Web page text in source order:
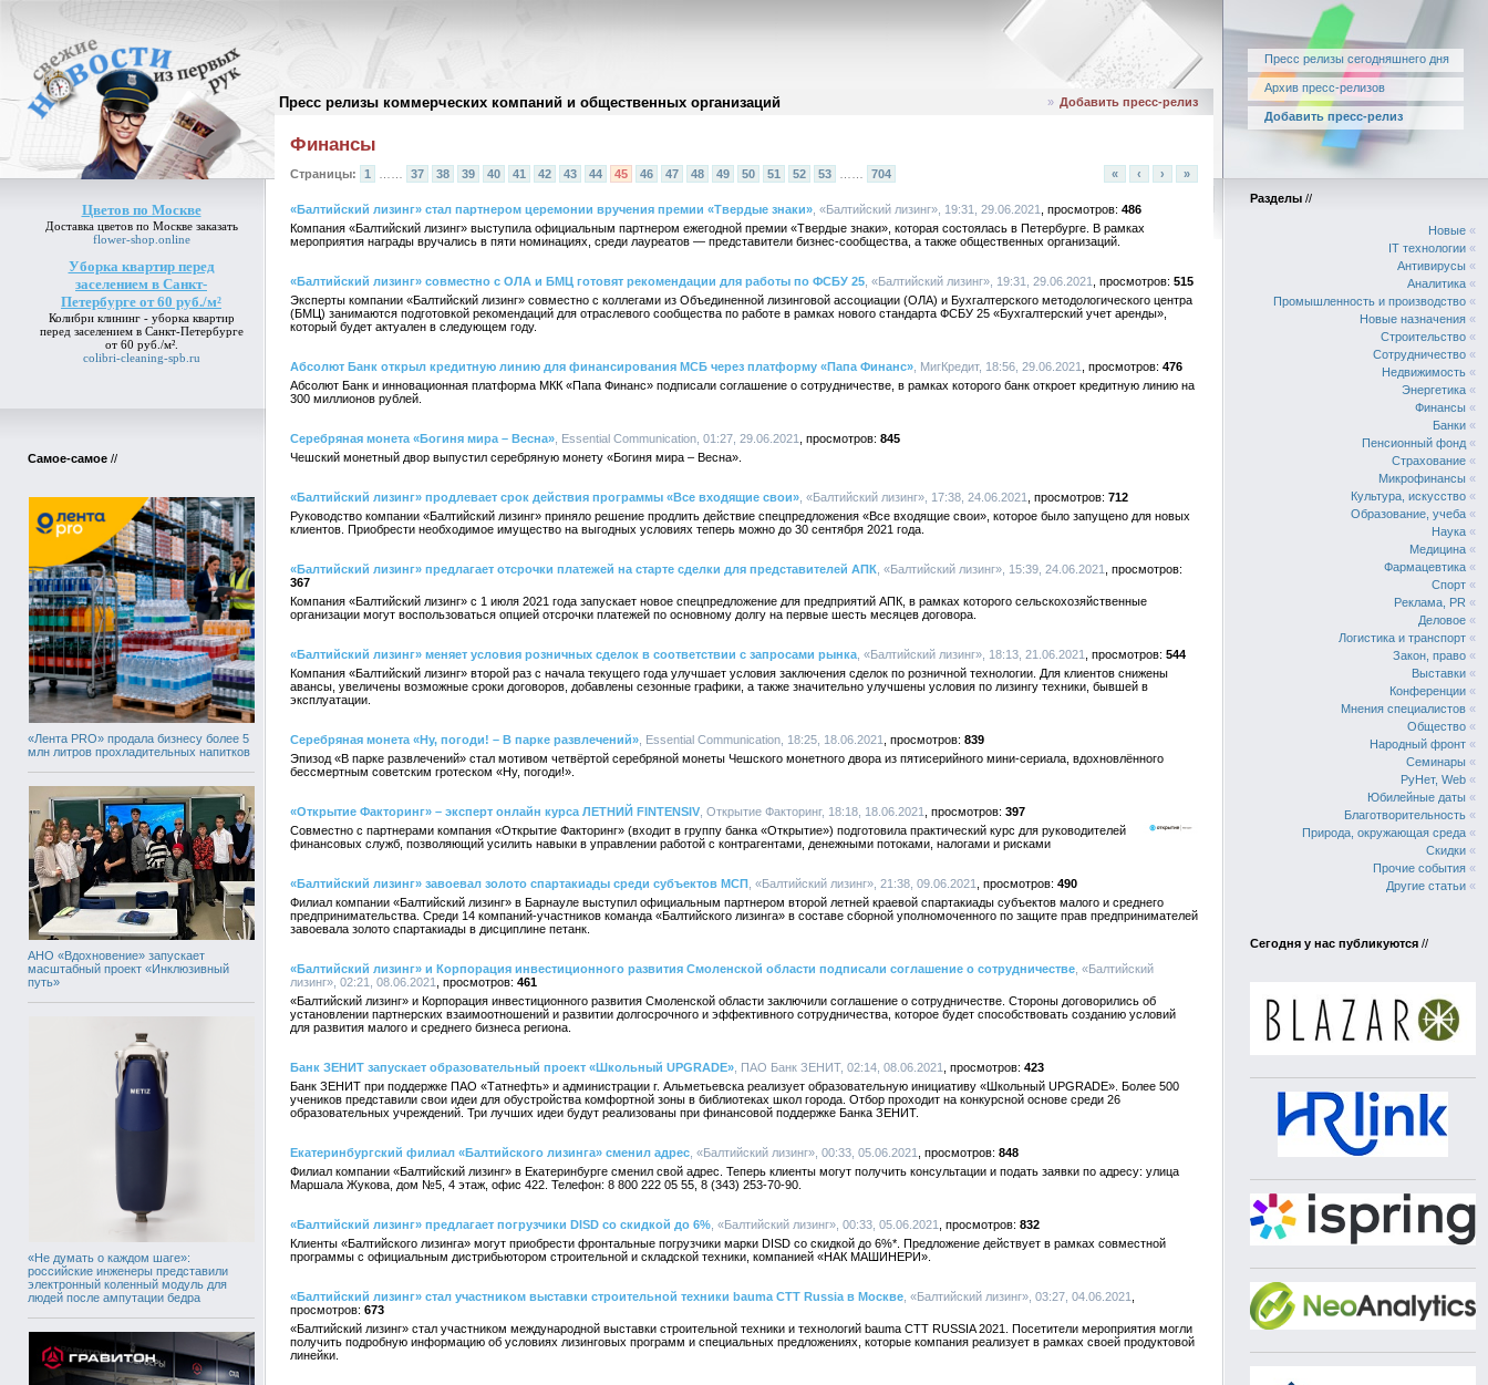
Пресс релизы коммерческих компаний и общественных организаций
Пресс релизы сегодняшнего дня
Архив пресс-релизов
Добавить пресс-релиз
Цветов по Москве
Доставка цветов по Москвезаказать
flower-shop.online
Уборка квартир перед
заселением в Санкт-
Петербурге от 60 руб./м²
Колибри клининг - уборка квартир
перед заселением в Санкт-Петербурге
от 60 руб./м².
colibri-cleaning-spb.ru
Самое-самое //
«Лента PRO» продала бизнесу более 5
млн литров прохладительных напитков
АНО «Вдохновение» запускает
масштабный проект «Инклюзивный
путь»
«Не думать о каждом шаге»:
российские инженеры представили
электронный коленный модуль для
людей после ампутации бедра
Архив пресс-релизов// » Добавить пресс-релиз
Финансы
Страницы: 1 37 38 39 40 41 42 43 44 45 46 47 48 49 50 51 52 53 704 « ‹ › »
«Балтийский лизинг» стал партнером церемонии вручения премии «Твердые знаки» , «Балтийский лизинг», 19:31, 29.06.2021
486
Компания «Балтийский лизинг» выступила официальным партнером ежегодной премии «Твердые знаки», которая состоялась в Петербурге. В рамках
мероприятия награды вручались в пяти номинациях, среди лауреатов — представители бизнес-сообщества, а также общественных организаций.
«Балтийский лизинг» совместно с ОЛА и БМЦ готовят рекомендации для работы по ФСБУ 25 , «Балтийский лизинг», 19:31, 29.06.2021
515
Эксперты компании «Балтийский лизинг» совместно с коллегами из Объединенной лизинговой ассоциации (ОЛА) и Бухгалтерского методологического центра
(БМЦ) занимаются подготовкой рекомендаций для отраслевого сообщества по работе в рамках нового стандарта ФСБУ 25 «Бухгалтерский учет аренды»,
который будет актуален в следующем году.
Абсолют Банк открыл кредитную линию для финансирования МСБ через платформу «Папа Финанс» , МигКредит, 18:56, 29.06.2021
476
Абсолют Банк и инновационная платформа МКК «Папа Финанс» подписали соглашение о сотрудничестве, в рамках которого банк откроет кредитную линию на
300 миллионов рублей.
Серебряная монета «Богиня мира – Весна» , Essential Communication, 01:27, 29.06.2021
845
Чешский монетный двор выпустил серебряную монету «Богиня мира – Весна».
«Балтийский лизинг» продлевает срок действия программы «Все входящие свои» , «Балтийский лизинг», 17:38, 24.06.2021
712
Руководство компании «Балтийский лизинг» приняло решение продлить действие спецпредложения «Все входящие свои», которое было запущено для новых
клиентов. Приобрести необходимое имущество на выгодных условиях теперь можно до 30 сентября 2021 года.
«Балтийский лизинг» предлагает отсрочки платежей на старте сделки для представителей АПК , «Балтийский лизинг», 15:39, 24.06.2021
367
Компания «Балтийский лизинг» с 1 июля 2021 года запускает новое спецпредложение для предприятий АПК, в рамках которого сельскохозяйственные
организации могут воспользоваться опцией отсрочки платежей по основному долгу на первые шесть месяцев договора.
«Балтийский лизинг» меняет условия розничных сделок в соответствии с запросами рынка , «Балтийский лизинг», 18:13, 21.06.2021
544
Компания «Балтийский лизинг» второй раз с начала текущего года улучшает условия заключения сделок по розничной технологии. Для клиентов снижены
авансы, увеличены возможные сроки договоров, добавлены сезонные графики, а также значительно улучшены условия по лизингу техники, бывшей в
эксплуатации.
Серебряная монета «Ну, погоди! – В парке развлечений» , Essential Communication, 18:25, 18.06.2021
839
Эпизод «В парке развлечений» стал мотивом четвёртой серебряной монеты Чешского монетного двора из пятисерийного мини-сериала, вдохновлённого
бессмертным советским гротеском «Ну, погоди!».
«Открытие Факторинг» – эксперт онлайн курса ЛЕТНИЙ FINTENSIV , Открытие Факторинг, 18:18, 18.06.2021
397
Совместно с партнерами компания «Открытие Факторинг» (входит в группу банка «Открытие») подготовила практический курс для руководителей
финансовых служб, позволяющий усилить навыки в управлении работой с контрагентами, денежными потоками, налогами и рисками
«Балтийский лизинг» завоевал золото спартакиады среди субъектов МСП , «Балтийский лизинг», 21:38, 09.06.2021
490
Филиал компании «Балтийский лизинг» в Барнауле выступил официальным партнером второй летней краевой спартакиады субъектов малого и среднего
предпринимательства. Среди 14 компаний-участников команда «Балтийского лизинга» в составе сборной уполномоченного по защите прав предпринимателей
завоевала золото спартакиады в дисциплине петанк.
«Балтийский лизинг» и Корпорация инвестиционного развития Смоленской области подписали соглашение о сотрудничестве , «Балтийский
лизинг», 02:21, 08.06.2021
461
«Балтийский лизинг» и Корпорация инвестиционного развития Смоленской области заключили соглашение о сотрудничестве. Стороны договорились об
установлении партнерских взаимоотношений и развитии долгосрочного и эффективного сотрудничества, которое будет способствовать созданию условий
для развития малого и среднего бизнеса региона.
Банк ЗЕНИТ запускает образовательный проект «Школьный UPGRADE» , ПАО Банк ЗЕНИТ, 02:14, 08.06.2021
423
Банк ЗЕНИТ при поддержке ПАО «Татнефть» и администрации г. Альметьевска реализует образовательную инициативу «Школьный UPGRADE». Более 500
учеников представили свои идеи для обустройства комфортной зоны в библиотеках школ города. Отбор проходит на конкурсной основе среди 26
образовательных учреждений. Три лучших идеи будут реализованы при финансовой поддержке Банка ЗЕНИТ.
Екатеринбургский филиал «Балтийского лизинга» сменил адрес , «Балтийский лизинг», 00:33, 05.06.2021
848
Филиал компании «Балтийский лизинг» в Екатеринбурге сменил свой адрес. Теперь клиенты могут получить консультации и подать заявки по адресу: улица
Маршала Жукова, дом №5, 4 этаж, офис 422. Телефон: 8 800 222 05 55, 8 (343) 253-70-90.
«Балтийский лизинг» предлагает погрузчики DISD со скидкой до 6% , «Балтийский лизинг», 00:33, 05.06.2021
832
Клиенты «Балтийского лизинга» могут приобрести фронтальные погрузчики марки DISD со скидкой до 6%*. Предложение действует в рамках совместной
программы с официальным дистрибьютором строительной и складской техники, компанией «НАК МАШИНЕРИ».
«Балтийский лизинг» стал участником выставки строительной техники bauma СТТ Russia в Москве , «Балтийский лизинг», 03:27, 04.06.2021
673
«Балтийский лизинг» стал участником международной выставки строительной техники и технологий bauma CTT RUSSIA 2021. Посетители мероприятия могли
получить подробную информацию об условиях лизинговых программ и специальных предложениях, которые компания реализует в рамках своей продуктовой
линейки.
Разделы //
Новые «
IT технологии «
Антивирусы «
Аналитика «
Промышленность и производство «
Новые назначения «
Строительство «
Сотрудничество «
Недвижимость «
Энергетика «
Финансы «
Банки «
Пенсионный фонд «
Страхование «
Микрофинансы «
Культура, искусство «
Образование, учеба «
Наука «
Медицина «
Фармацевтика «
Спорт «
Реклама, PR «
Деловое «
Логистика и транспорт «
Закон, право «
Выставки «
Конференции «
Мнения специалистов «
Общество «
Народный фронт «
Семинары «
РуНет, Web «
Юбилейные даты «
Благотворительность «
Природа, окружающая среда «
Скидки «
Прочие события «
Другие статьи «
Сегодня у нас публикуются //